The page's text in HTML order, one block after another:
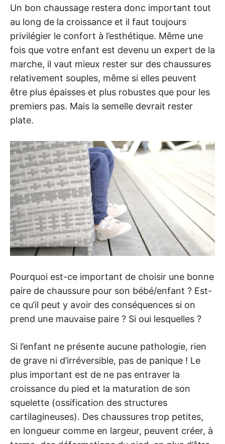
Un bon chaussage restera donc important tout
au long de la croissance et il faut toujours
privilégier le confort à l’esthétique. Même une
fois que votre enfant est devenu un expert de la
marche, il vaut mieux rester sur des chaussures
relativement souples, même si elles peuvent
être plus épaisses et plus robustes que pour les
premiers pas. Mais la semelle devrait rester
plate.
Pourquoi est-ce important de choisir une bonne
paire de chaussure pour son bébé/enfant ? Est-
ce qu’il peut y avoir des conséquences si on
prend une mauvaise paire ? Si oui lesquelles ?
Si l’enfant ne présente aucune pathologie, rien
de grave ni d’irréversible, pas de panique ! Le
plus important est de ne pas entraver la
croissance du pied et la maturation de son
squelette (ossification des structures
cartilagineuses). Des chaussures trop petites,
en longueur comme en largeur, peuvent créer, à